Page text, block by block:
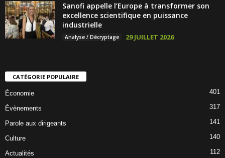
Sanofi appelle l’Europe à transformer son
excellence scientifique en puissance
industrielle
Analyse / Décryptage 29 JUILLET 2026
CATÉGORIE POPULAIRE
Économie 401
Évènements 317
Parole aux dirigeants 141
Culture 140
Actualités 112